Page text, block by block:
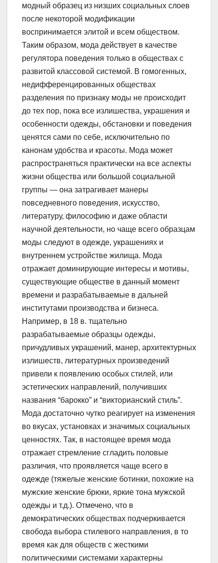
модный образец из низших социальных слоев
после некоторой модификации
воспринимается элитой и всем обществом.
Таким образом, мода действует в качестве
регулятора поведения только в обществах с
развитой классовой системой. В гомогенных,
недифференцированных обществах
разделения по признаку моды не происходит
до тех пор, пока все излишества, украшения и
особенности одежды, обстановки и поведения
ценятся сами по себе, исключительно по
канонам удобства и красоты. Мода может
распространяться практически на все аспекты
жизни общества или большой социальной
группы — она затрагивает манеры
повседневного поведения, искусство,
литературу, философию и даже области
научной деятельности, но чаще всего образцам
моды следуют в одежде, украшениях и
внутреннем устройстве жилища. Мода
отражает доминирующие интересы и мотивы,
существующие обществе в данный момент
времени и разрабатываемые в дальней
институтами производства и бизнеса.
Например, в 18 в. тщательно
разрабатываемые образцы одежды,
причудливых украшений, манер, архитектурных
излишеств, литературных произведений
привели к появлению особых стилей, или
эстетических направлений, получивших
названия “барокко” и “викторианский стиль”.
Мода достаточно чутко реагирует на изменения
во вкусах, установках и значимых социальных
ценностях. Так, в настоящее время мода
отражает стремление сгладить половые
различия, что проявляется чаще всего в
одежде (тяжелые женские ботинки, похожие на
мужские женские брюки, яркие тона мужской
одежды и т.д.). Отмечено, что в
демократических обществах подчеркивается
свобода выбора стилевого направления, в то
время как для обществ с жесткими
политическими системами характерны